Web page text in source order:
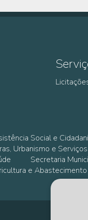
Social e
Urbanismo e
Secretaria
e Abastecimento